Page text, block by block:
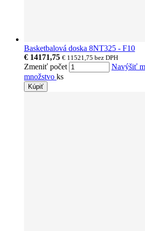
Basketbalová doska 8NT325 - F10
€ 14171,75 € 11521,75 bez DPH
Zmeniť počet Navýšiť
množstvo ks
Kúpiť